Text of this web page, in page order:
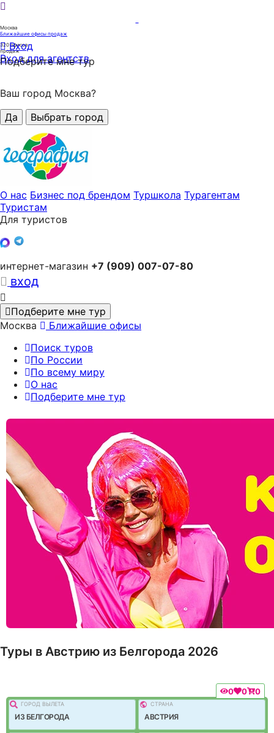
Москва
Ближайшие офисы продаж
320офисов
продаж
Вход
Вход для агентств
Подберите мне тур
Ваш город Москва?
Да
Выбрать город
О нас Бизнес под брендом Туршкола Турагентам
Туристам
Для туристов
интернет-магазин +7 (909) 007-07-80
вход
Подберите мне тур
Москва
Ближайшие офисы
Поиск туров
По России
По всему миру
О нас
Подберите мне тур
Туры в Австрию из Белгорода 2026
0 0 0
ГОРОД ВЫЛEТА
ИЗ БЕЛГОРОДА
СТРАНА
АВСТРИЯ